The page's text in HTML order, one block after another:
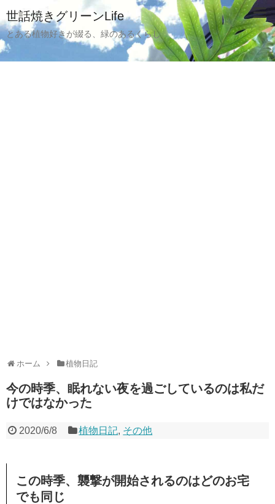
世話焼きグリーンLife
とある植物好きが綴る、緑のあるくらし
ホーム 植物日記
今の時季、眠れない夜を過ごしているのは私だ
けではなかった
2020/6/8 植物日記, その他
この時季、襲撃が開始されるのはどのお宅
でも同じ